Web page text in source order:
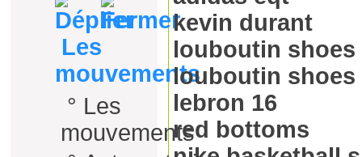
Les
mouvements
° Les
mouvements
kevin durant
louboutin shoes
louboutin shoes
lebron 16
red bottoms